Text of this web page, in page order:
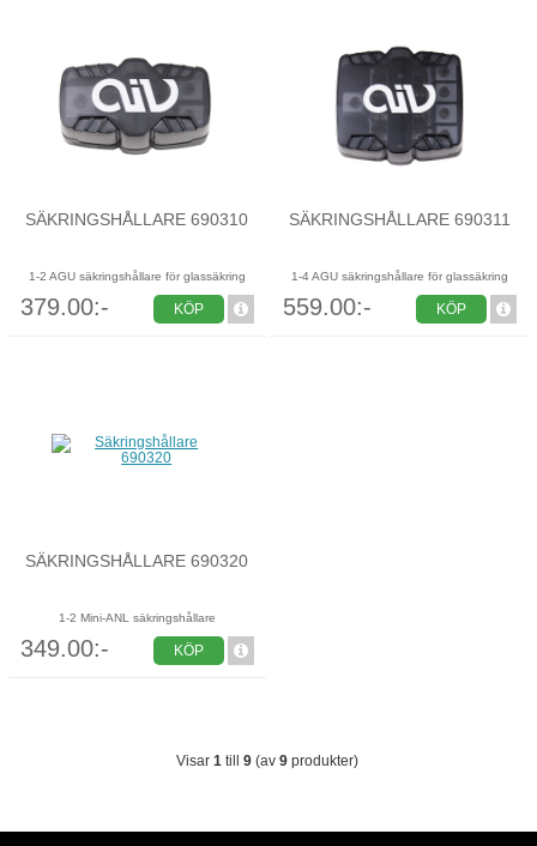
SÄKRINGSHÅLLARE 690310
1-2 AGU säkringshållare för glassäkring
379.00:- KÖP
SÄKRINGSHÅLLARE 690311
1-4 AGU säkringshållare för glassäkring
559.00:- KÖP
SÄKRINGSHÅLLARE 690320
1-2 Mini-ANL säkringshållare
349.00:- KÖP
Visar 1 till 9(av 9produkter)